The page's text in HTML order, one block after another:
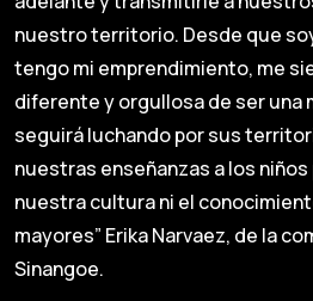
nuestro territorio. Desde que
tengo mi emprendimiento, me
diferente y orgullosa de ser una
seguirá luchando por sus
nuestras enseñanzas a los
nuestra cultura ni el
mayores” Erika Narvaez, de la
Sinangoe.